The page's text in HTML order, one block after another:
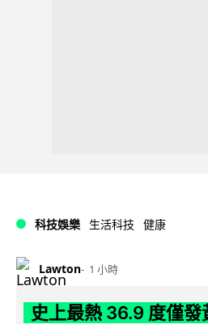
科技娛樂 生活科技 健康
Lawton 1 小時
史上最熱 36.9 度僅發